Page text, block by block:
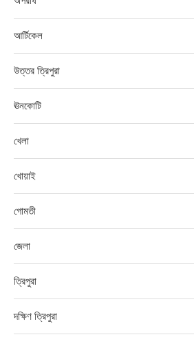
আর্টিকেল
উত্তর ত্রিপুরা
ঊনকোটি
খেলা
খোয়াই
গোমতী
জেলা
ত্রিপুরা
দক্ষিণ ত্রিপুরা